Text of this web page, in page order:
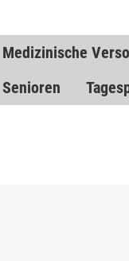
Medizinische
Senioren